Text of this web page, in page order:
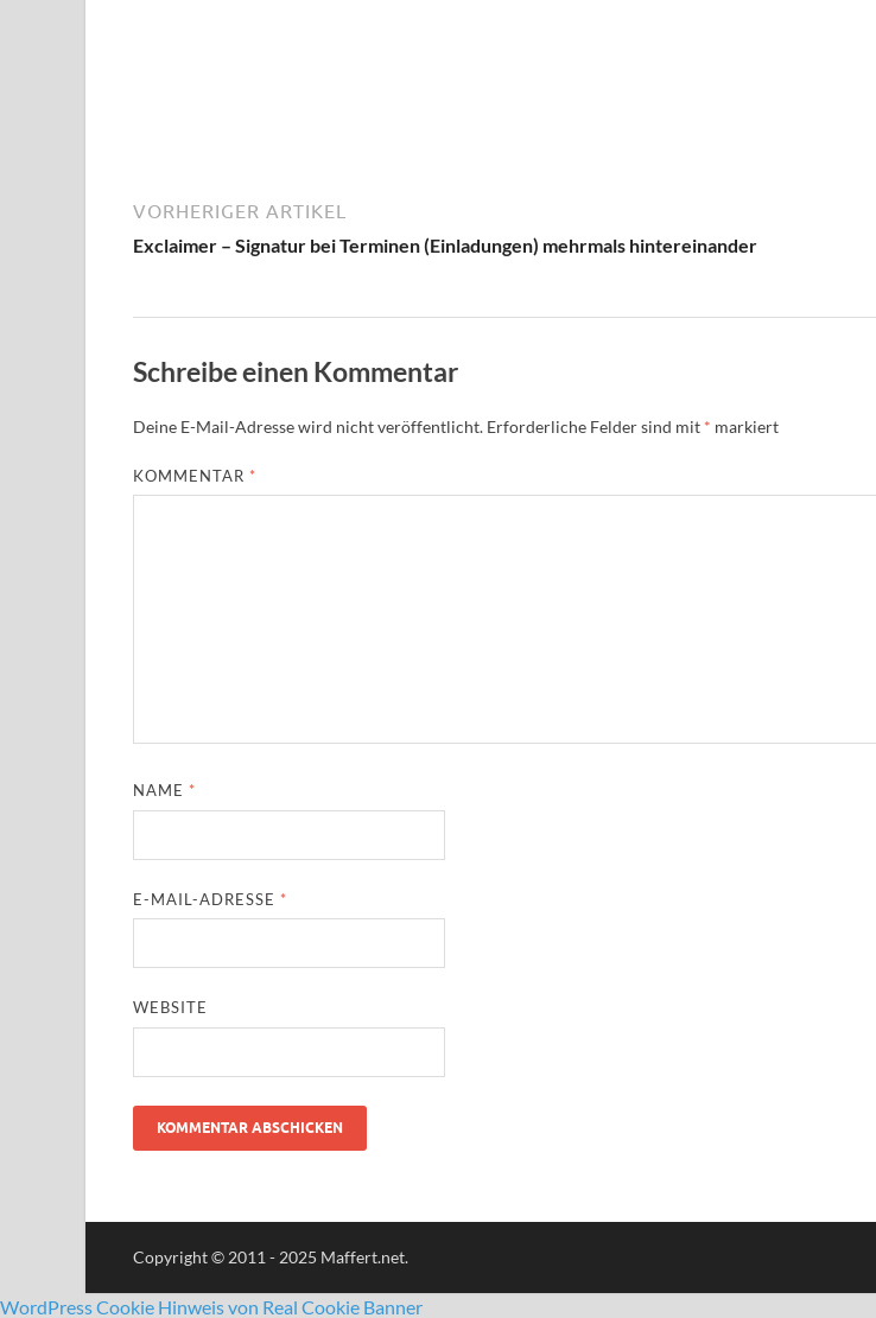
VORHERIGER ARTIKEL
Exclaimer – Signatur bei Terminen (Einladungen) mehrmals hintereinander
Schreibe einen Kommentar
Deine E-Mail-Adresse wird nicht veröffentlicht. Erforderliche Felder sind mit * markiert
KOMMENTAR *
NAME *
E-MAIL-ADRESSE *
WEBSITE
Copyright © 2011 - 2025 Maffert.net.
WordPress Cookie Hinweis von Real Cookie Banner